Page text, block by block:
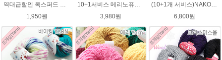
역대급할인 옥스퍼드 나염뜨개실 털실
1,950원
10+1서비스 메리노퓨어울 C 손뜨개질 털실 뜨개실 블랭킷뜨기실
3,980원
(10+1개 서비스)NAKO 오슬로울 그라데이션 털실 Oslo wool 뜨개실 나코오슬로울실
6,800원